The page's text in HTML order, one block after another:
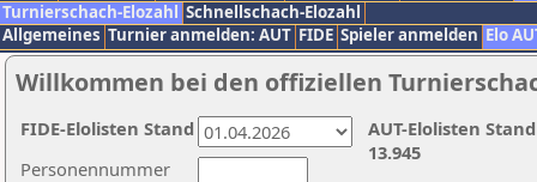
Turnierschach-Elozahl Schnellschach-Elozahl
Allgemeines Turnier anmelden: AUT FIDE Spieler anmelden Elo
Willkommen bei den offiziellen
Personennummer
AUT-Elolisten
13.945
FIDE-Elolisten Stand